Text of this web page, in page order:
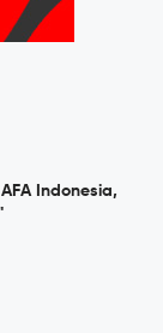
Indonesia,